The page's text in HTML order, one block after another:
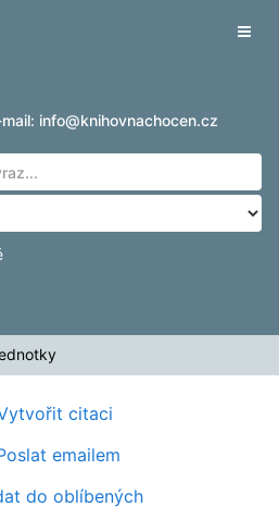
info@knihovnachocen.cz
citaci
emailem
do oblíbených